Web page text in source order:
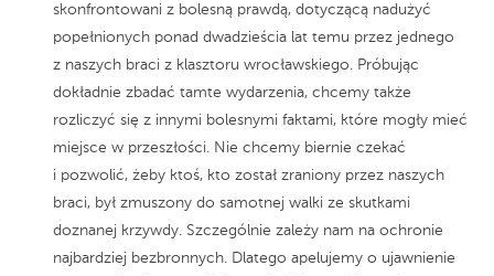
skonfrontowani z bolesną prawdą, dotyczącą nadużyć
popełnionych ponad dwadzieścia lat temu przez jednego
z naszych braci z klasztoru wrocławskiego. Próbując
dokładnie zbadać tamte wydarzenia, chcemy także
rozliczyć się z innymi bolesnymi faktami, które mogły mieć
miejsce w przeszłości. Nie chcemy biernie czekać
i pozwolić, żeby ktoś, kto został zraniony przez naszych
braci, był zmuszony do samotnej walki ze skutkami
doznanej krzywdy. Szczególnie zależy nam na ochronie
najbardziej bezbronnych. Dlatego apelujemy o ujawnienie